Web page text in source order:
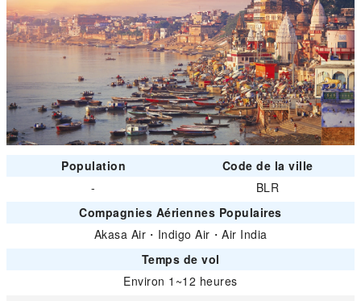
Population
Code de la ville
-
BLR
Compagnies Aériennes Populaires
Akasa Air ・ Indigo Air ・ Air India
Temps de vol
Environ 1~12 heures